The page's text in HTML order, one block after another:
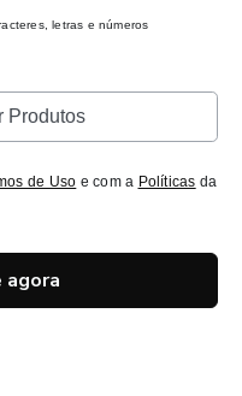
letras e números
Produtos
de Uso e com a Políticas da
agora